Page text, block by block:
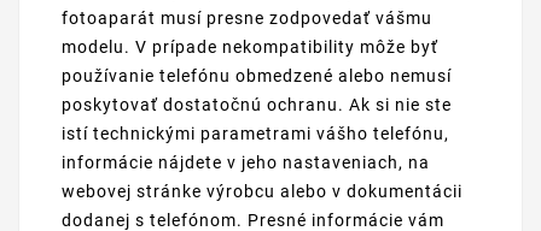
fotoaparát musí presne zodpovedať vášmu
modelu. V prípade nekompatibility môže byť
používanie telefónu obmedzené alebo nemusí
poskytovať dostatočnú ochranu. Ak si nie ste
istí technickými parametrami vášho telefónu,
informácie nájdete v jeho nastaveniach, na
webovej stránke výrobcu alebo v dokumentácii
dodanej s telefónom. Presné informácie vám